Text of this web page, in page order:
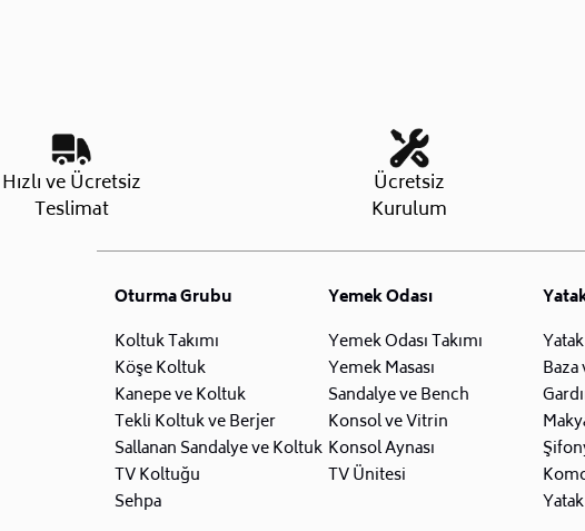
Hızlı ve Ücretsiz
Teslimat
Ücretsiz
Kurulum
Oturma Grubu
Koltuk Takımı
Köşe Koltuk
Kanepe ve Koltuk
Tekli Koltuk ve Berjer
Sallanan Sandalye ve Koltuk
TV Koltuğu
Sehpa
Yemek Odası
Yemek Odası Takımı
Yemek Masası
Sandalye ve Bench
Konsol ve Vitrin
Konsol Aynası
TV Ünitesi
Baza